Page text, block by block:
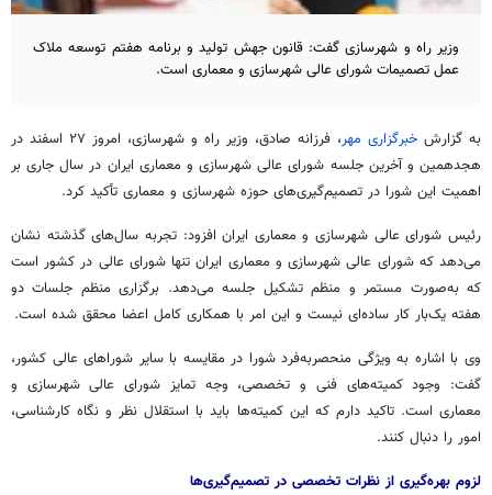
وزیر راه و شهرسازی گفت: قانون جهش تولید و برنامه هفتم توسعه ملاک
عمل تصمیمات شورای عالی شهرسازی و معماری است.
به گزارش خبرگزاری مهر
، فرزانه صادق، وزیر راه و شهرسازی، امروز ۲۷ اسفند در
هجدهمین و آخرین جلسه شورای عالی شهرسازی و معماری ایران در سال جاری بر
اهمیت این شورا در تصمیم‌گیری‌های حوزه شهرسازی و معماری تأکید کرد.
رئیس شورای عالی شهرسازی و معماری ایران افزود: تجربه سال‌های گذشته نشان
می‌دهد که شورای عالی شهرسازی و معماری ایران تنها شورای عالی در کشور است
که به‌صورت مستمر و منظم تشکیل جلسه می‌دهد. برگزاری منظم جلسات دو
هفته یک‌بار کار ساده‌ای نیست و این امر با همکاری کامل اعضا محقق شده است.
وی با اشاره به ویژگی منحصربه‌فرد شورا در مقایسه با سایر شوراهای عالی کشور،
گفت: وجود کمیته‌های فنی و تخصصی، وجه تمایز شورای عالی شهرسازی و
معماری است. تاکید دارم که این کمیته‌ها باید با استقلال نظر و نگاه کارشناسی،
امور را دنبال کنند.
لزوم بهره‌گیری از نظرات تخصصی در تصمیم‌گیری‌ها